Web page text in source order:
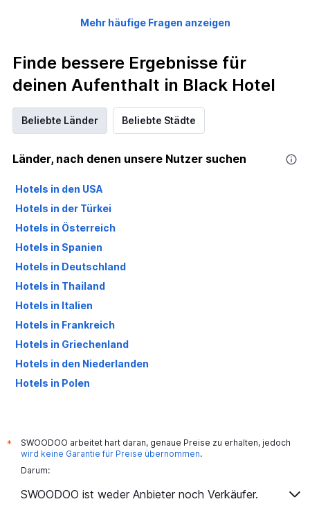
Mehr häufige Fragen anzeigen
Finde bessere Ergebnisse für
deinen Aufenthalt in Black Hotel
Beliebte Länder Beliebte Städte
Länder, nach denen unsere Nutzer suchen
Hotels in den USA
Hotels in der Türkei
Hotels in Österreich
Hotels in Spanien
Hotels in Deutschland
Hotels in Thailand
Hotels in Italien
Hotels in Frankreich
Hotels in Griechenland
Hotels in den Niederlanden
Hotels in Polen
*
SWOODOO arbeitet hart daran, genaue Preise zu erhalten, jedoch
wird keine Garantie für Preise übernommen.
Darum:
SWOODOO ist weder Anbieter noch Verkäufer.